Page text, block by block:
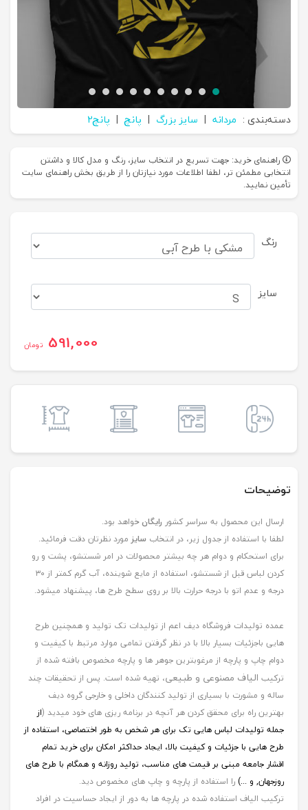
دسته‌بندی : مردانه | سایز بزرگ | پانچ | پانچ2
راهنمای خرید: جهت تسریع در انتخاب سایز، رنگ و مدل کالا و داشتن
انتخابی مطمئن تر، لطفا اطلاعات مورد نیازتان را از طریق بخش راهنمای سایت
تأمین نمایید.
رنگ
سایز
591,000 تومان
توضیحات
ارسال این محصول به سراسر کشور رایگانخواهد بود.
لطفا با استفاده از جدول زیر، در انتخاب سایز مورد نظرتان دقت فرمائید.
برای استحکام و دوام هر چه بیشتر محصولات در امر شستشو، پشت و رو
کردن لباس قبل از شستشو، استفاده از مایع شوینده، آب گرم کمتر از ۳۰
درجه و عدم اتو با درجه حرارت بالا بر روی سطح طرح ها، پیشنهاد میشود.
عمده تولیدات فروشگاه دیف اعم از تولیدات تک تولید و همچنین طرح
هایی باجزئیات بسیار بالا با در نظر گرفتن تمامی موارد مرتبط با کیفیت و
دوام چاپ و پارچه از مرغوبترین جوهر ها و پارچه مخصوص بافته شده از
ترکیب الیاف مصنوعی و طبیعی، تهیه شده است. پس از تحقیقات چند
ساله و مشورت با بسیاری از تولید کنندگان داخلی و خارجی گروه دیف
بهترین راه برای محقق کردن هر آنچه در برنامه ریزی های خود میدید (از
جمله تولیدات لباس هایی تک برای هر شخص به طور اختصاصی، استفاده از
طرح هایی با جزئیات و کیفیت بالا، ایجاد حداکثر امکان برای خرید تمام
اقشار جامعه مبنی بر قیمت های مناسب، تولید روزانه و همگام با طرح های
روزجهان, و ...)را استفاده از پارچه و چاپ های مخصوص دید.
ترکیب الیاف استفاده شده در پارچه ها به دور از ایجاد حساسیت در افراد